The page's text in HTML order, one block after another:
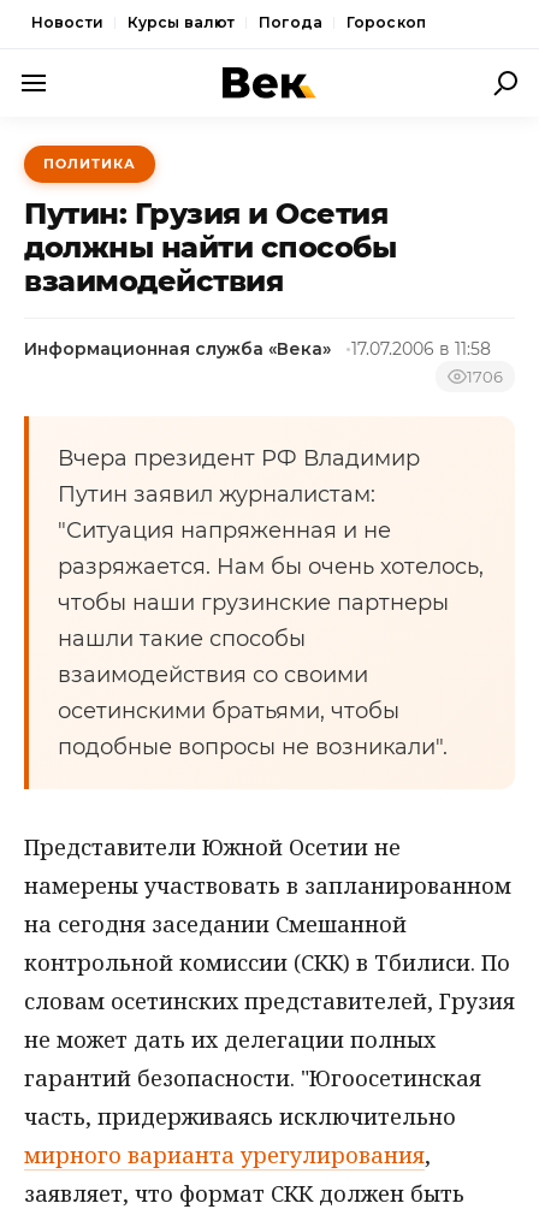
Новости Курсы валют Погода Гороскоп
ПОЛИТИКА
ЭКОНОМИКА
ОБЩЕСТВО
СПОРТ
ПОЛИТИКА
Путин: Грузия и Осетия
должны найти способы
взаимодействия
Информационная служба «Века» 17.07.2006 в 11:58
1706
Вчера президент РФ Владимир
Путин заявил журналистам:
"Ситуация напряженная и не
разряжается. Нам бы очень хотелось,
чтобы наши грузинские партнеры
нашли такие способы
взаимодействия со своими
осетинскими братьями, чтобы
подобные вопросы не возникали".
Представители Южной Осетии не
намерены участвовать в запланированном
на сегодня заседании Смешанной
контрольной комиссии (СКК) в Тбилиси. По
словам осетинских представителей, Грузия
не может дать их делегации полных
гарантий безопасности. "Югоосетинская
часть, придерживаясь исключительно
мирного варианта урегулирования,
заявляет, что формат СКК должен быть